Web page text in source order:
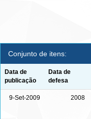
Conjunto de itens:
Data de
publicação
Data de
defesa
9-Set-2009 2008